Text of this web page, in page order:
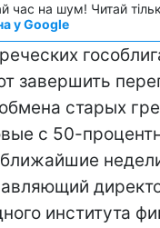
час на шум! Читай
у Google
завершить
старых
с 50-
института